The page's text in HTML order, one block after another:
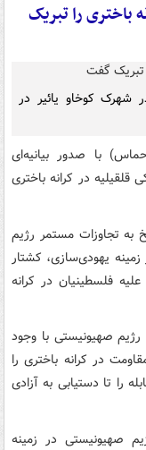
باختری را تبریک
شهرک کوخاو یائیر در
با صدور بیانیه‌ای
قلقیلیه در کرانه باختری
تجاوزات مستمر رژیم
یهودی‌سازی، کشتار
فلسطینیان در کرانه
صهیونیستی با وجود
در کرانه باختری را
را تا دستیابی به آزادی
صهیونیستی در زمینه